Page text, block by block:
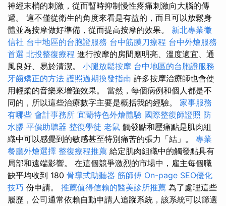
神經末梢的刺激，從而暫時抑制慢性疼痛刺激向大腦的傳
遞。 這不僅從衛生的角度來看是有益的，而且可以放鬆身
體並為按摩做好準備，從而提高按摩的效果。 新北專業徵
信社 台中地區的台胞證服務 台中筋膜刀療程 台中外燴服務
首選 北投整復療程 進行按摩的房間應明亮、溫度適宜、通
風良好、易於清潔。 小腿放鬆按摩 台中地區的台胞證服務
牙齒矯正的方法 護照過期換發指南 許多按摩治療師也會使
用輕柔的音樂來增強效果。 當然，每個病例和個人都是不
同的，所以這些治療數字主要是概括我的經驗。 家事服務
有哪些 會計事務所 宜蘭特色外燴體驗 國際整復師證照 防
水膠 平價助聽器 整復學徒 老鼠 觸發點和壓痛點是肌肉組
織中可以感覺到的敏感甚至特別痛苦的張力「結」。 專業
餐廳外燴選擇 整復療程推薦 給定肌肉組織中的觸發點具有
局部和遠端影響。 在這個競爭激烈的市場中，雇主每個職
缺平均收到 180 骨導式助聽器 筋師傅 On-page SEO優化
技巧 份申請。 推薦值得信賴的醫美診所推薦 為了處理這些
履歷，公司通常依賴自動申請人追蹤系統，該系統可以篩選